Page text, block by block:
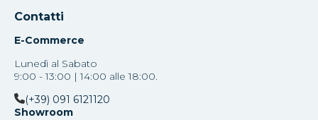
Contatti
E-Commerce
Lunedì al Sabato
9:00 - 13:00 | 14:00 alle 18:00.
(+39) 091 6121120
Showroom